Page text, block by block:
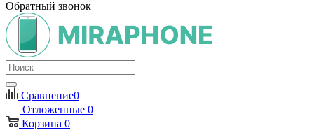
Обратный звонок
Сравнение0
Отложенные 0
Корзина 0